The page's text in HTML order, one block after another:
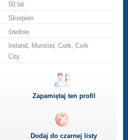
50 lat
Skorpion
średnie
Ireland, Munster, Cork, Cork
City
Zapamiętaj ten profil
Dodaj do czarnej listy